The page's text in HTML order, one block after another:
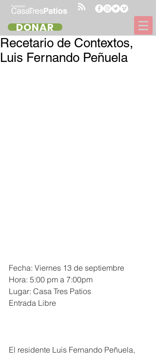
DONAR
Recetario de Contextos,
Luis Fernando Peñuela
Fecha: Viernes 13 de septiembre
Hora: 5:00 pm a 7:00pm
Lugar: Casa Tres Patios
Entrada Libre
El residente Luis Fernando Peñuela,